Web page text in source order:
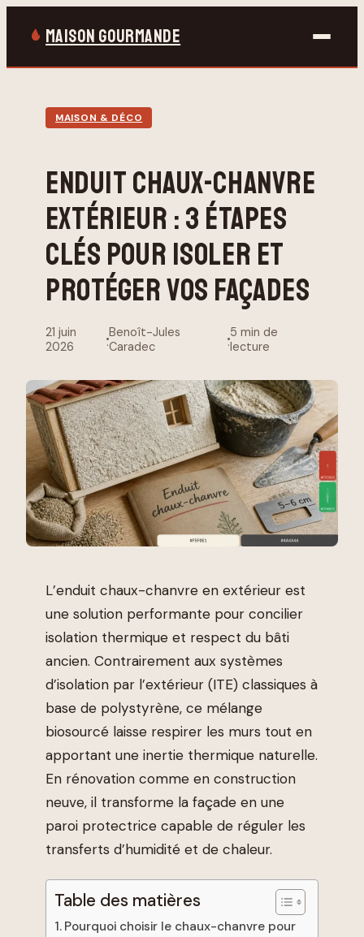
MAISON GOURMANDE
Bricolage
Jardinage
Maison & Déco
MAISON & DÉCO
ENDUIT CHAUX-CHANVRE
EXTÉRIEUR : 3 ÉTAPES
CLÉS POUR ISOLER ET
PROTÉGER VOS FAÇADES
21 juin
2026
·
Benoît-Jules
Caradec
·
5 min de
lecture
L’enduit chaux-chanvre en extérieur est
une solution performante pour concilier
isolation thermique et respect du bâti
ancien. Contrairement aux systèmes
d’isolation par l’extérieur (ITE) classiques à
base de polystyrène, ce mélange
biosourcé laisse respirer les murs tout en
apportant une inertie thermique naturelle.
En rénovation comme en construction
neuve, il transforme la façade en une
paroi protectrice capable de réguler les
transferts d’humidité et de chaleur.
Table des matières
Pourquoi choisir le chaux-chanvre pour